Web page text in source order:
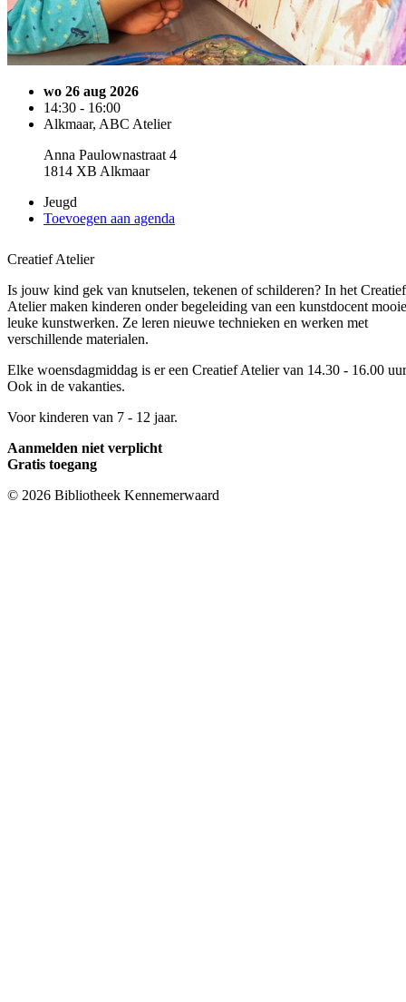
wo 26 aug 2026
14:30 - 16:00
Alkmaar, ABC Atelier
Anna Paulownastraat 4
1814 XB Alkmaar
Jeugd
Toevoegen aan agenda
Creatief Atelier
Is jouw kind gek van knutselen, tekenen of schilderen? In het Creatief
Atelier maken kinderen onder begeleiding van een kunstdocent
leuke kunstwerken. Ze leren nieuwe technieken en werken met
verschillende materialen.
Elke woensdagmiddag is er een Creatief Atelier van 14.30 - 16.00
Ook in de vakanties.
Voor kinderen van 7 - 12 jaar.
Aanmelden niet verplicht
Gratis toegang
© 2026 Bibliotheek Kennemerwaard